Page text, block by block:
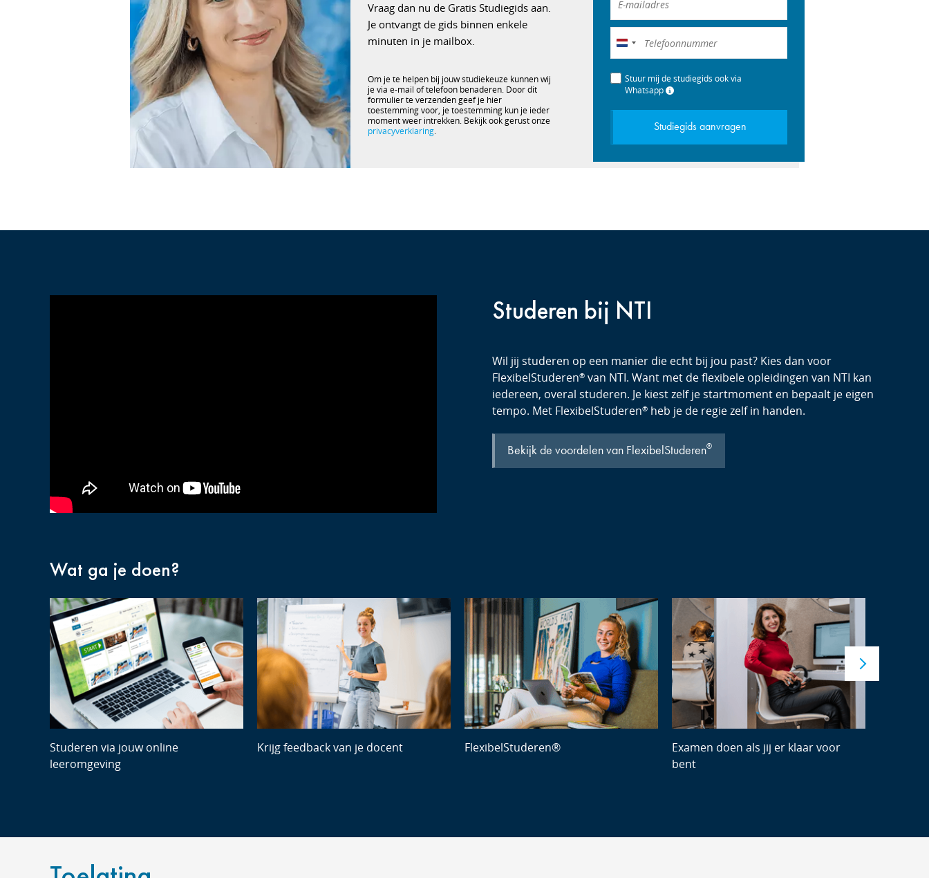
Vraag dan nu de Gratis Studiegids aan.
Je ontvangt de gids binnen enkele
minuten in je mailbox.
Om je te helpen bij jouw studiekeuze kunnen wij
je via e-mail of telefoon benaderen. Door dit
formulier te verzenden geef je hier
toestemming voor, je toestemming kun je ieder
moment weer intrekken. Bekijk ook gerust onze
privacyverklaring.
Nederland
+31
Stuur mij de studiegids ook via
Whatsapp
Studiegids aanvragen
Studeren bij NTI
Wil jij studeren op een manier die echt bij jou past? Kies dan voor
FlexibelStuderen® van NTI. Want met de flexibele opleidingen van NTI kan
iedereen, overal studeren. Je kiest zelf je startmoment en bepaalt je eigen
tempo. Met FlexibelStuderen® heb je de regie zelf in handen.
Bekijk de voordelen van FlexibelStuderen®
Wat ga je doen?
Studeren via jouw online
leeromgeving
Krijg feedback van je docent FlexibelStuderen®
Examen doen als jij er klaar voor
bent
Next